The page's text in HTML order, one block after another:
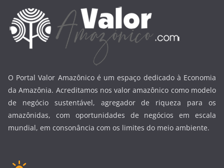
O Portal Valor Amazônico é um espaço dedicado à Economia
da Amazônia. Acreditamos nos valor amazônico como modelo
de negócio sustentável, agregador de riqueza para os
amazônidas, com oportunidades de negócios em escala
mundial, em consonância com os limites do meio ambiente.